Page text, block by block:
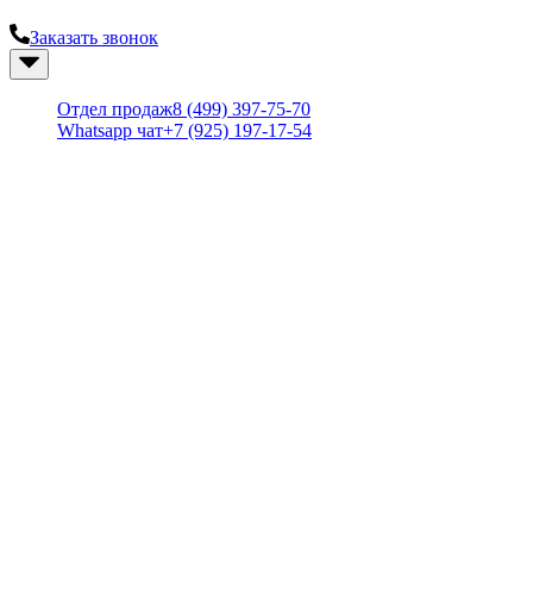
Заказать звонок
Отдел продаж8 (499) 397-75-70
Whatsapp чат+7 (925) 197-17-54